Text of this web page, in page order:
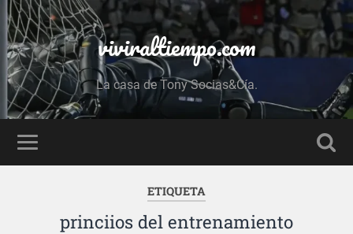
viviraltiempo.com
La casa de Tony Socias&Cía.
ETIQUETA
princiios del entrenamiento